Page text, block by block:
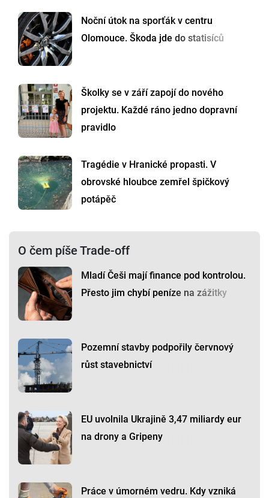
Noční útok na sporťák v centru
Olomouce. Škoda jde do statisíců
Školky se v září zapojí do nového
projektu. Každé ráno jedno dopravní
pravidlo
Tragédie v Hranické propasti. V
obrovské hloubce zemřel špičkový
potápěč
O čem píše Trade-off
Mladí Češi mají finance pod kontrolou.
Přesto jim chybí peníze na zážitky
Pozemní stavby podpořily červnový
růst stavebnictví
EU uvolnila Ukrajině 3,47 miliardy eur
na drony a Gripeny
Práce v úmorném vedru. Kdy vzniká